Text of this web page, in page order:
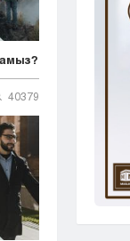
40379